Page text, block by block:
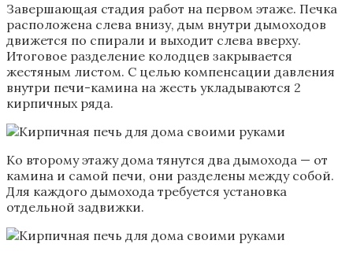
Завершающая стадия работ на первом этаже. Печка
расположена слева внизу, дым внутри дымоходов
движется по спирали и выходит слева вверху.
Итоговое разделение колодцев закрывается
жестяным листом. С целью компенсации давления
внутри печи-камина на жесть укладываются 2
кирпичных ряда.
Ко второму этажу дома тянутся два дымохода — от
камина и самой печи, они разделены между собой.
Для каждого дымохода требуется установка
отдельной задвижки.